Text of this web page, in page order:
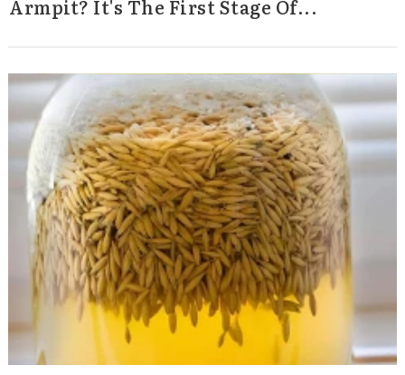
Armpit? It's The First Stage Of...